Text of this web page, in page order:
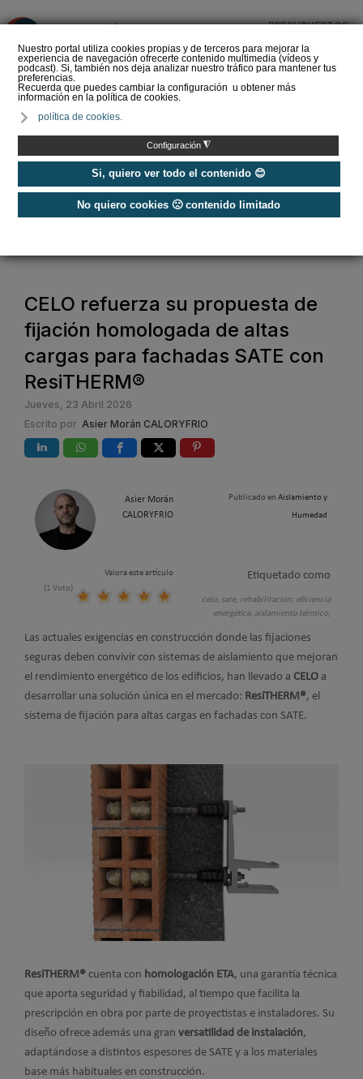
Nuestro portal utiliza cookies propias y de terceros para mejorar la
experiencia de navegación ofrecerte contenido multimedia (vídeos y
podcast). Si, también nos deja analizar nuestro tráfico para mantener tus
preferencias.
Recuerda que puedes cambiar la configuración u obtener más
información en la política de cookies.
política de cookies.
Configuración ◮
Si, quiero ver todo el contenido 😊
No quiero cookies 🙁 contenido limitado
PRESUPUESTOS
sistema Skywater® y
Sopranature® en su n…
Construcción Sostenible / Aislamiento y Humedad
CELO refuerza su propuesta de
fijación homologada de altas
cargas para fachadas SATE con
ResiTHERM®
Jueves, 23 Abril 2026
Escrito por Asier Morán CALORYFRIO
Asier Morán
CALORYFRIO
Publicado en Aislamiento y
Humedad
Valora este artículo
(1 Voto)
Etiquetado como
celo, sate, rehabilitacion, eficiencia
energética, aislamiento térmico,
Las actuales exigencias en construcción donde las fijaciones
seguras deben convivir con sistemas de aislamiento que mejoran
el rendimiento energético de los edificios, han llevado a CELO a
desarrollar una solución única en el mercado: ResiTHERM®, el
sistema de fijación para altas cargas en fachadas con SATE.
ResiTHERM® cuenta con homologación ETA, una garantía técnica
que aporta seguridad y fiabilidad, al tiempo que facilita la
prescripción en obra por parte de proyectistas e instaladores. Su
diseño ofrece además una gran versatilidad de instalación,
adaptándose a distintos espesores de SATE y a los materiales
base más habituales en construcción.